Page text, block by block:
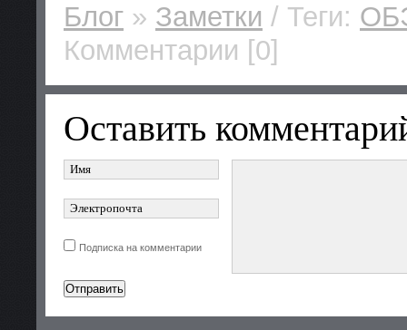
Блог » Заметки / Теги:
Комментарии [0]
Оставить
Подписка на комментарии